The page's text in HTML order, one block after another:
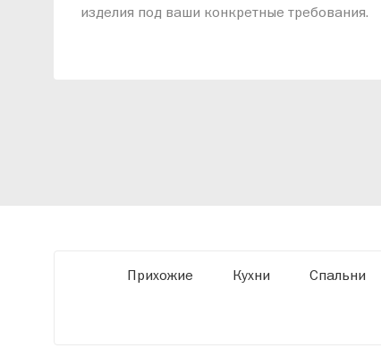
изделия под ваши конкретные требования.
Прихожие Кухни Спальни